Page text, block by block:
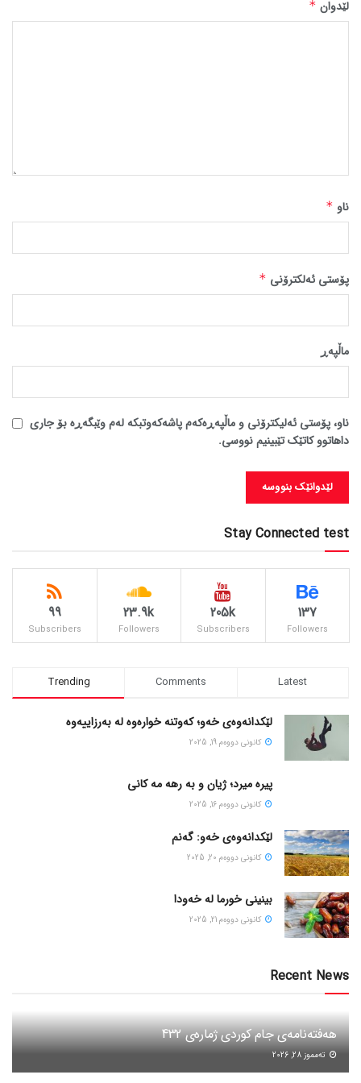
لێدوان*
ناو *
پۆستی ئەلکترۆنی *
ماڵپه‌ڕ
ناو، پۆستی ئەلیکترۆنی و ماڵپەڕەکەم پاشەکەوتبکە لەم وێبگەڕە بۆ جاری
داهاتوو کاتێک تێبینیم نووسی.
Stay Connected test
137
Followers
205k
Subscribers
23.9k
Followers
99
Subscribers
Trending Comments Latest
لێکدانەوەی خەو؛ کەوتنە خوارەوە لە بەرزاییەوە
كانونی دووه‌م 19, 2025
پیره میرد؛ ژیان و به رهه مه کانی
كانونی دووه‌م 16, 2025
لێکدانەوەی خەو: گەنم
كانونی دووه‌م 20, 2025
بینینی خورما لە خەودا
كانونی دووه‌م 21, 2025
Recent News
هەفتەنامەی جام کوردی ژمارەی 432
ته‌مموز 28, 2026